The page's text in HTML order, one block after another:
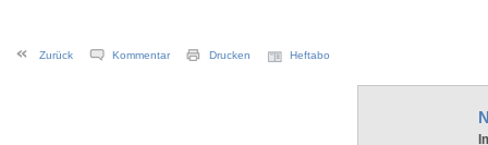
Zurück Kommentar Drucken Heftabo